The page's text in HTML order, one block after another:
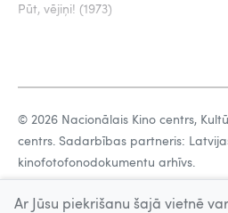
Pūt, vējiņi! (1973)
© 2026 Nacionālais Kino centrs,
centrs. Sadarbības partneris:
kinofotofonodokumentu arhīvs.
Ar Jūsu piekrišanu šajā vietnē